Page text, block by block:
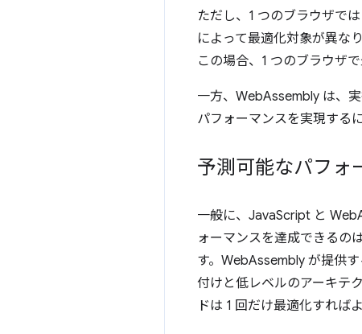
ただし、1 つのブラウザで
によって最適化対象が異な
この場合、1 つのブラウザ
一方、WebAssembly は、
パフォーマンスを実現する
予測可能なパフォ
一般に、JavaScript と
ォーマンスを達成できるの
す。WebAssembly が提供
付けと低レベルのアーキテ
ドは 1 回だけ最適化すれば